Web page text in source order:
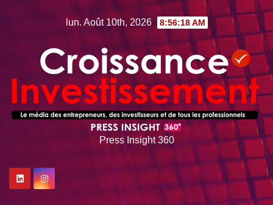
lun. Août 10th, 2026 8:56:19 AM
Press Insight 360